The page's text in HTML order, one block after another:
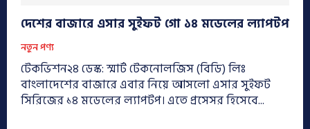
দেশের বাজারে এসার সুইফট গো ১৪ মডেলের ল্যাপটপ
নতুন পণ্য
টেকভিশন২৪ ডেস্ক: স্মার্ট টেকনোলজিস (বিডি) লিঃ
বাংলাদেশের বাজারে এবার নিয়ে আসলো এসার সুইফট
সিরিজের ১৪ মডেলের ল্যাপটপ। এতে প্রসেসর হিসেবে...